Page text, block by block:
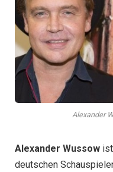
Alexander
Alexander Wussow
deutschen